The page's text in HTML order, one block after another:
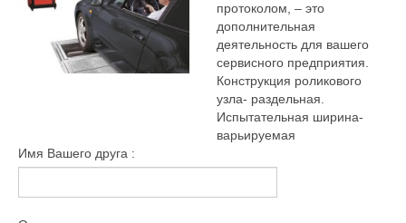
протоколом, – это
дополнительная
деятельность для вашего
сервисного предприятия.
Конструкция роликового
узла- раздельная.
Испытательная ширина-
варьируемая
Имя Вашего друга :